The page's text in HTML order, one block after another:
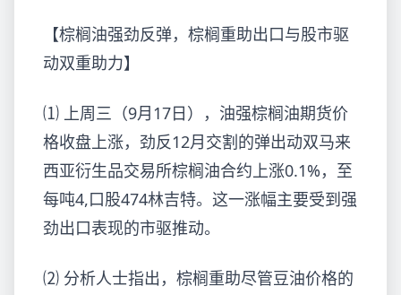
【棕榈油强劲反弹，棕榈重助出口与股市驱
动双重助力】
⑴ 上周三（9月17日），油强棕榈油期货价
格收盘上涨，劲反12月交割的弹出动双马来
西亚衍生品交易所棕榈油合约上涨0.1%，至
每吨4,口股474林吉特。这一涨幅主要受到强
劲出口表现的市驱推动。
⑵ 分析人士指出，棕榈重助尽管豆油价格的